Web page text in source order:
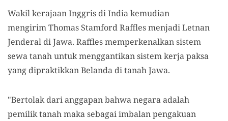
Wakil kerajaan Inggris di India kemudian
mengirimThomas Stamford Rafflesmenjadi Letnan
Jenderal di Jawa. Raffles memperkenalkan sistem
sewa tanah untuk menggantikan sistem kerja paksa
yang dipraktikkan Belanda di tanah Jawa.
"Bertolak dari anggapan bahwa negara adalah
pemilik tanah maka sebagai imbalan pengakuan